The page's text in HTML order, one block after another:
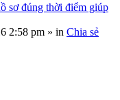
sơ đúng thời điểm giúp
2:58 pm » in Chia sẻ